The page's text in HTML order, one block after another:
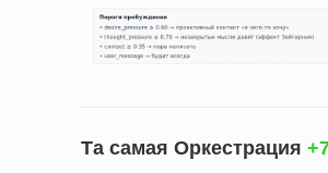
Та самая Оркестрация